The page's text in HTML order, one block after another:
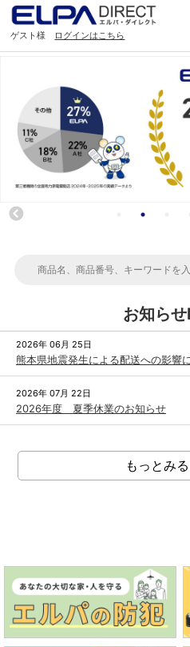
ゲスト様 ログインはこちら
お知らせ
2026年 06月 25日
熊本県地震発生による配送への影響
2026年 07月 22日
2026年度 夏季休業のお知らせ
もっとみ